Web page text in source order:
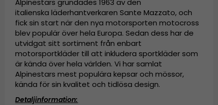
Alpinestars grundades 1963 av den
italienska läderhantverkaren Sante Mazzato, och
fick sin start när den nya motorsporten motocross
blev populär över hela Europa. Sedan dess har de
utvidgat sitt sortiment från enbart
motorsportkläder till att inkludera sportkläder som
är kända över hela världen. Vi har samlat
Alpinestars mest populära kepsar och mössor,
kända för sin kvalitet och tidlösa design.
Detaljinformation: